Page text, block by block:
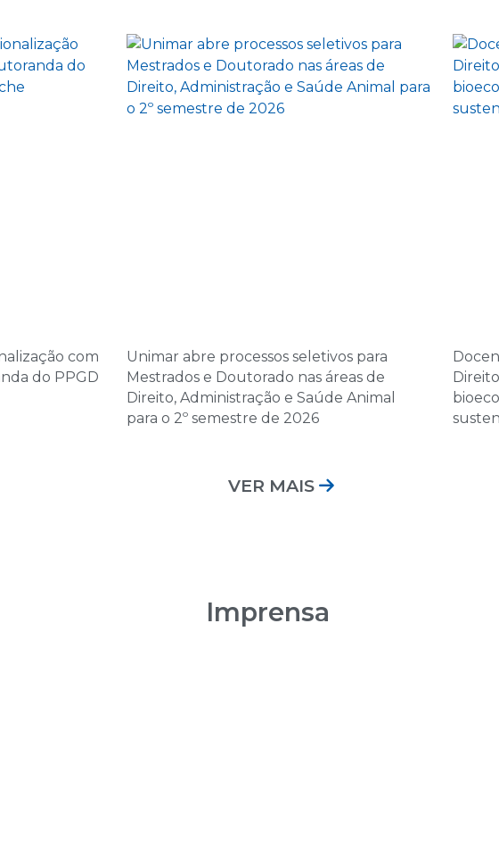
5 de novembro de
14:00 | Encontro Aulas
08:00 | Encontro Aulas
12 de dezembro de
08:00 | Encontro Aulas
com
do PPGD
Unimar abre processos seletivos para
Mestrados e Doutorado nas áreas de
Direito, Administração e Saúde Animal
para o 2º semestre de 2026
VER MAIS
Imprensa